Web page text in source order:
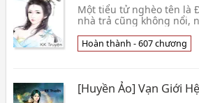
Một tiểu tử nghèo tên là
nhà trả cũng không nổi,
nhưng lại vô cùng cường
bảo. Vì cầm giữ có thần k
Hoàn thành - 607 chương
[Huyền Ảo] Vạn Giới